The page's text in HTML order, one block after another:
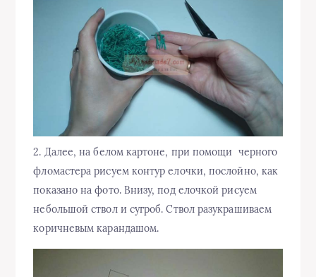
2. Далее, на белом картоне, при помощи черного
фломастера рисуем контур елочки, послойно, как
показано на фото. Внизу, под елочкой рисуем
небольшой ствол и сугроб. Ствол разукрашиваем
коричневым карандашом.